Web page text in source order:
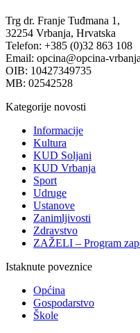
Trg dr. Franje Tuđmana 1,
32254 Vrbanja, Hrvatska
Telefon: +385 (0)32 863 108
Email: opcina@opcina-
OIB: 10427349735
MB: 02542528
Kategorije novosti
Informacije
Kultura
KUD Soljani
KUD Vrbanja
Sport
Udruge
Ustanove
Zanimljivosti
Zdravstvo
ZAŽELI – Program
Istaknute poveznice
Općina
Gospodarstvo
Škole